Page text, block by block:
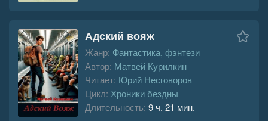
Адский вояж
Жанр: Фантастика, фэнтези
Автор: Матвей Курилкин
Читает: Юрий Несговоров
Цикл: Хроники бездны
Длительность: 9 ч. 21 мин.